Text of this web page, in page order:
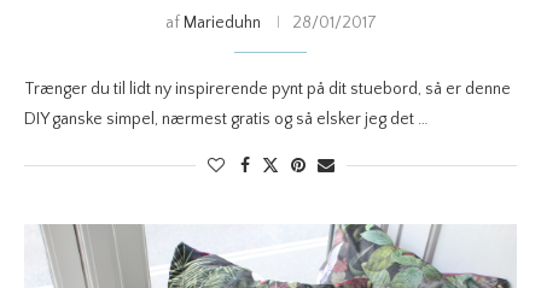
af Marieduhn 28/01/2017
Trænger du til lidt ny inspirerende pynt på dit stuebord, så er denne
DIY ganske simpel, nærmest gratis og så elsker jeg det …